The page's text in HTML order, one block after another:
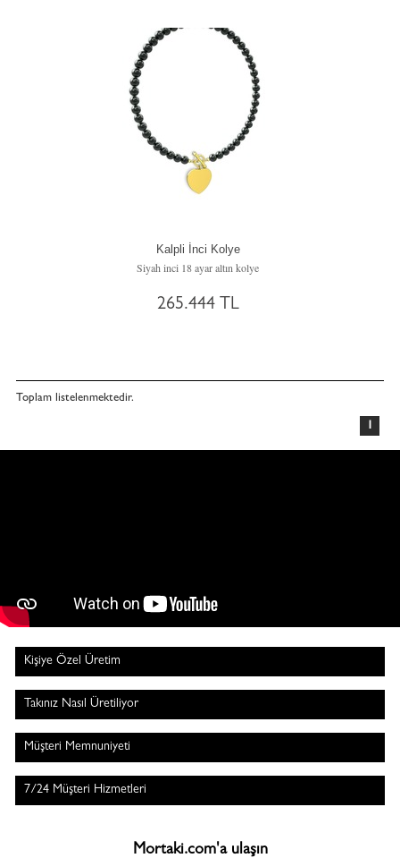
Kalpli İnci Kolye
Siyah inci 18 ayar altın kolye
265.444 TL
Toplam listelenmektedir.
1
Kişiye Özel Üretim
Takınız Nasıl Üretiliyor
Müşteri Memnuniyeti
7/24 Müşteri Hizmetleri
Mortaki.com'a ulaşın